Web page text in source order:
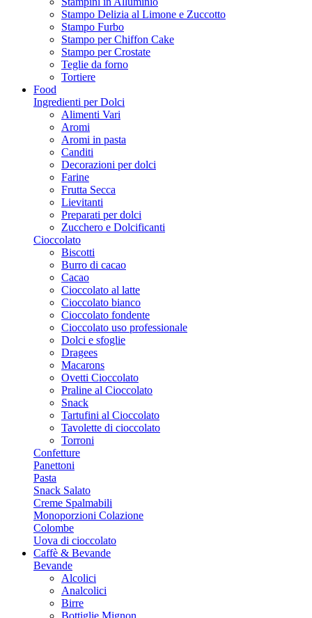
Stampo Delizia al Limone e Zuccotto
Stampo Furbo
Stampo per Chiffon Cake
Stampo per Crostate
Teglie da forno
Tortiere
Food
Ingredienti per Dolci
Alimenti Vari
Aromi
Aromi in pasta
Canditi
Decorazioni per dolci
Farine
Frutta Secca
Lievitanti
Preparati per dolci
Zucchero e Dolcificanti
Cioccolato
Biscotti
Burro di cacao
Cacao
Cioccolato al latte
Cioccolato bianco
Cioccolato fondente
Cioccolato uso professionale
Dolci e sfoglie
Dragees
Macarons
Ovetti Cioccolato
Praline al Cioccolato
Snack
Tartufini al Cioccolato
Tavolette di cioccolato
Torroni
Confetture
Panettoni
Pasta
Snack Salato
Creme Spalmabili
Monoporzioni Colazione
Colombe
Uova di cioccolato
Caffè & Bevande
Bevande
Alcolici
Analcolici
Birre
Bottiglie Mignon